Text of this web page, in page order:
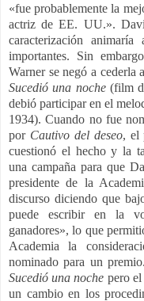
«fue probablemente la
actriz de EE. UU.».
caracterización
importantes. Sin
Warner se negó a cederla
Sucedió una noche(film
debió participar en el
1934).​ Cuando no fue
porCautivo del deseo, el
cuestionó el hecho y la
una campaña para que
presidente de la
discurso diciendo que
puede escribir en la
ganadores», lo que
Academia la
nominado para un
Sucedió una noche pero
un cambio en los